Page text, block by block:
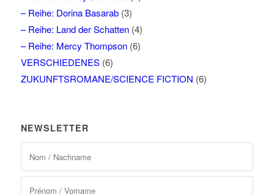
– Reihe: Dorina Basarab(3)
– Reihe: Land der Schatten(4)
– Reihe: Mercy Thompson(6)
VERSCHIEDENES(6)
ZUKUNFTSROMANE/SCIENCE FICTION (6)
NEWSLETTER